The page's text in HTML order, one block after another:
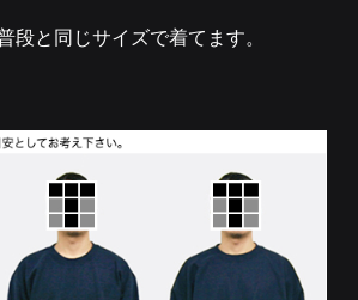
と同じサイズで着てます。